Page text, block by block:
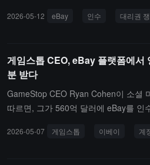
래 플랫폼 eBay를 인수하겠다고 자발
eBay가 이 제안을 수용하지 않는다면,
할 준비가 되어 있으며, 이 제안을 주주
2026-05-12 eBay 인수 대리권
게임스톱 CEO, eBay 플랫폼에서
분 받다
GameStop CEO Ryan Cohen이 소셜
따르면, 그가 560억 달러에 eBay를 인
그 이유는 "사용자의 일부 활동이 eBay
2026-05-07 게임스톱 이베이 계